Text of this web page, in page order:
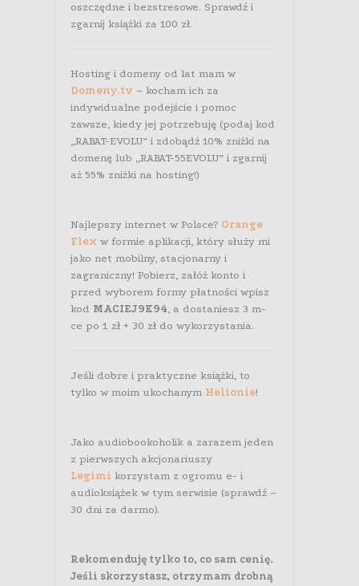
oszczędne i bezstresowe. Sprawdź i
zgarnij książki za 100 zł.
Hosting i domeny od lat mam w
Domeny.tv – kocham ich za
indywidualne podejście i pomoc
zawsze, kiedy jej potrzebuję (podaj kod
„RABAT-EVOLU” i zdobądź 10% zniżki na
domenę lub „RABAT-55EVOLU” i zgarnij
aż 55% zniżki na hosting!)
Najlepszy internet w Polsce? Orange
Flex w formie aplikacji, który służy mi
jako net mobilny, stacjonarny i
zagraniczny! Pobierz, załóż konto i
przed wyborem formy płatności wpisz
kod MACIEJ9K94, a dostaniesz 3 m-
ce po 1 zł + 30 zł do wykorzystania.
Jeśli dobre i praktyczne książki, to
tylko w moim ukochanym Helionie!
Jako audiobookoholik a zarazem jeden
z pierwszych akcjonariuszy
Legimi korzystam z ogromu e- i
audioksiążek w tym serwisie (sprawdź –
30 dni za darmo).
Rekomenduję tylko to, co sam cenię.
Jeśli skorzystasz, otrzymam drobną